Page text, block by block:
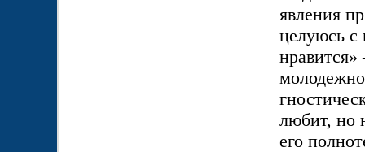
явления
целуюсь с
нравится»
любит, но
его